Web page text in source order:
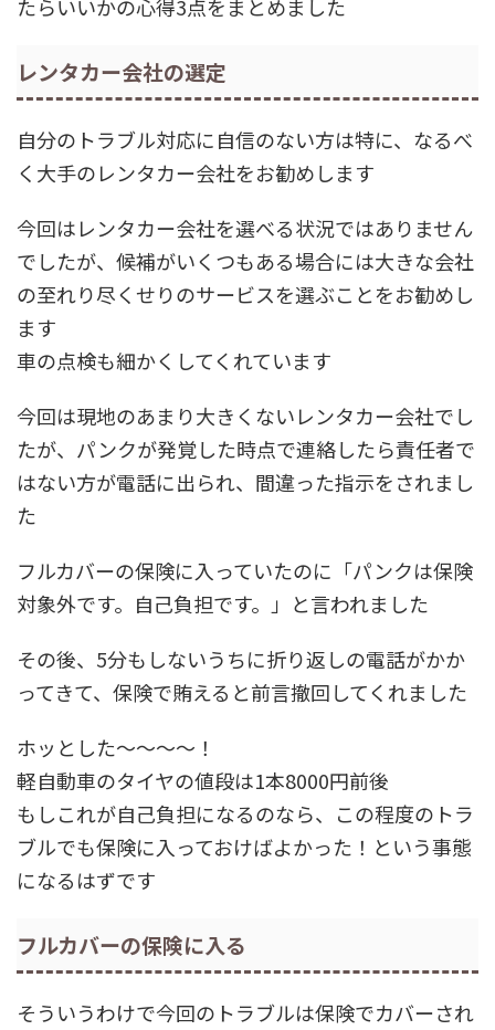
たらいいかの心得3点をまとめました
レンタカー会社の選定
自分のトラブル対応に自信のない方は特に、なるべ
く大手のレンタカー会社をお勧めします
今回はレンタカー会社を選べる状況ではありません
でしたが、候補がいくつもある場合には大きな会社
の至れり尽くせりのサービスを選ぶことをお勧めし
ます
車の点検も細かくしてくれています
今回は現地のあまり大きくないレンタカー会社でし
たが、パンクが発覚した時点で連絡したら責任者で
はない方が電話に出られ、間違った指示をされまし
た
フルカバーの保険に入っていたのに「パンクは保険
対象外です。自己負担です。」と言われました
その後、5分もしないうちに折り返しの電話がかか
ってきて、保険で賄えると前言撤回してくれました
ホッとした～～～～！
軽自動車のタイヤの値段は1本8000円前後
もしこれが自己負担になるのなら、この程度のトラ
ブルでも保険に入っておけばよかった！という事態
になるはずです
フルカバーの保険に入る
そういうわけで今回のトラブルは保険でカバーされ